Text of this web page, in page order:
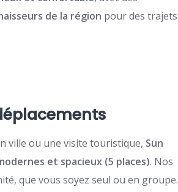
de la région pour des trajets
ville ou une visite touristique, Sun
et spacieux (5 places). Nos
que vous soyez seul ou en groupe.